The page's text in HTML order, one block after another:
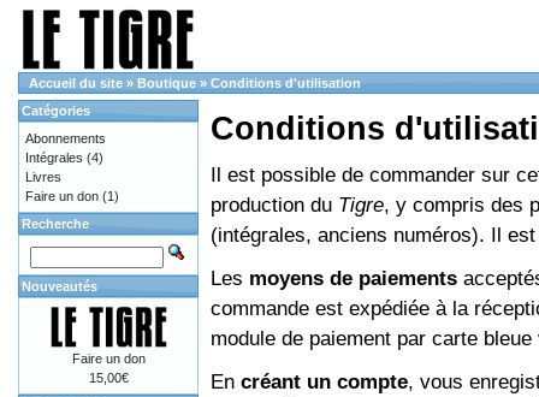
Accueil du site » Boutique » Conditions d'utilisation
Conditions
Il est possible de commander sur
production du Tigre, y compris des
(intégrales, anciens numéros). Il
Les moyens de paiements
commande est expédiée à la
module de paiement par carte
En créant un compte, vous
Catégories
Abonnements
Intégrales (4)
Livres
Faire un don (1)
Recherche
Nouveautés
Faire un don
15,00€